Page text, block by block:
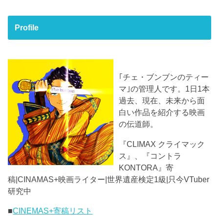
Profile
｢チェ・ブンブンのティー
マ｣の管理人です。1日1本
過去、現在、未来から面
白い作品を紹介する映画
の伝道師。
『CLIMAX クライマック
ス』、『コントラ
KONTORA』寄
稿|CINAMAS+映画ライター|世界遺産検定1級|只今VTuber
研究中
■CINEMAS+寄稿リスト